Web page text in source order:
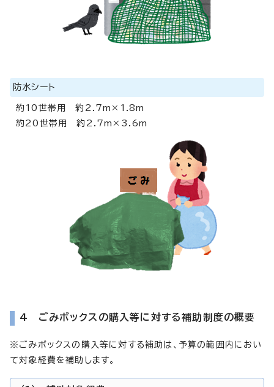
防水シート
約10世帯用 約2.7m×1.8m
約20世帯用 約2.7m×3.6m
4 ごみボックスの購入等に対する補助制度の概要
※ごみボックスの購入等に対する補助は、予算の範囲内におい
て対象経費を補助します。